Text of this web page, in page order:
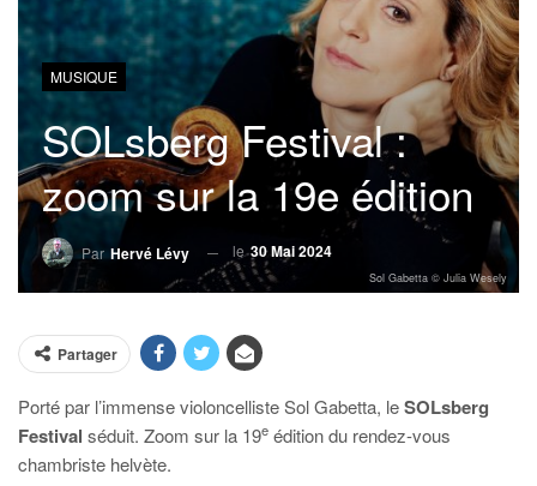
MUSIQUE
SOLsberg Festival :
zoom sur la 19e édition
Par Hervé Lévy le30 Mai 2024
Sol Gabetta © Julia Wesely
Partager
Porté par l’immense violoncelliste Sol Gabetta, leSOLsberg
Festival séduit. Zoom sur la 19e édition du rendez-vous
chambriste helvète.